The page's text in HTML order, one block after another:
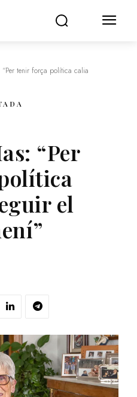
tenir força política calia
“Per
el